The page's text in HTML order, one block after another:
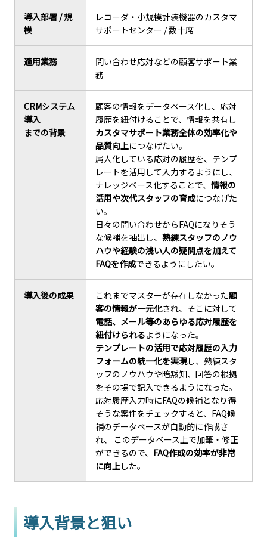
導入部署 / 規
模
レコーダ・小規模計装機器のカスタマ
サポートセンター / 数十席
適用業務
問い合わせ応対などの顧客サポート業
務
CRMシステム
導入
までの背景
顧客の情報をデータベース化し、応対
履歴を紐付けることで、情報を共有し
カスタマサポート業務全体の効率化や
品質向上につなげたい。
属人化している応対の履歴を、テンプ
レートを活用して入力するようにし、
ナレッジベース化することで、 情報の
活用や次代スタッフの育成につなげた
い。
日々の問い合わせからFAQになりそう
な候補を抽出し、 熟練スタッフのノウ
ハウや経験の浅い人の疑問点を加えて
FAQを作成できるようにしたい。
導入後の成果 これまでマスターが存在しなかった顧
客の情報が一元化され、そこに対して
電話、メール等のあらゆる応対履歴を
紐付けられるようになった。
テンプレートの活用で応対履歴の入力
フォームの統一化を実現し、熟練スタ
ッフのノウハウや暗黙知、回答の根拠
をその場で記入できるようになった。
応対履歴入力時にFAQの候補となり得
そうな案件をチェックすると、FAQ候
補のデータベースが自動的に作成さ
れ、 このデータベース上で加筆・修正
ができるので、 FAQ作成の効率が非常
に向上した。
導入背景と狙い